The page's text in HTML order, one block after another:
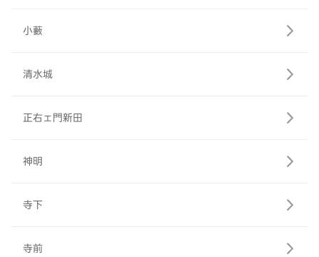
小藪
清水城
正右ェ門新田
神明
寺下
寺前